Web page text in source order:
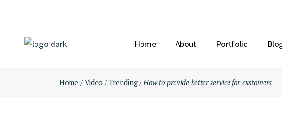
Home About Portfolio
Home Video Trending How to provide better service for customers